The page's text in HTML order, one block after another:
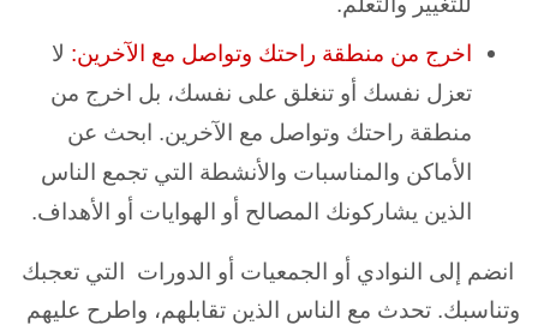
اخرج من منطقة راحتك وتواصل مع الآخرين: لا
تعزل نفسك أو تنغلق على نفسك، بل اخرج من
منطقة راحتك وتواصل مع الآخرين. ابحث عن
الأماكن والمناسبات والأنشطة التي تجمع الناس
الذين يشاركونك المصالح أو الهوايات أو الأهداف.
انضم إلى النوادي أو الجمعيات أو الدورات التي تعجبك
وتناسبك. تحدث مع الناس الذين تقابلهم، واطرح عليهم